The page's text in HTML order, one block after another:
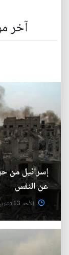
آخر
إسرائيل من
عن النفس
الأحد 13 تشرين الاول 2024